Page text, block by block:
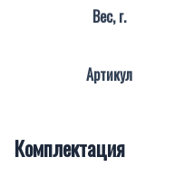
Вес, г.
Артикул
Комплектация